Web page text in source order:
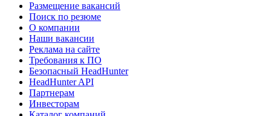
Размещение вакансий
Поиск по резюме
О компании
Наши вакансии
Реклама на сайте
Требования к ПО
Безопасный HeadHunter
HeadHunter API
Партнерам
Инвесторам